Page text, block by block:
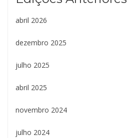
abril 2026
dezembro 2025
julho 2025
abril 2025
novembro 2024
julho 2024